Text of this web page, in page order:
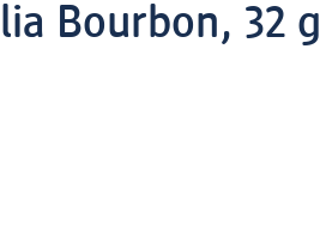
Bourbon, 32 g